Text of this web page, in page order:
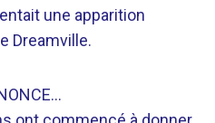
une apparition
Dreamville.